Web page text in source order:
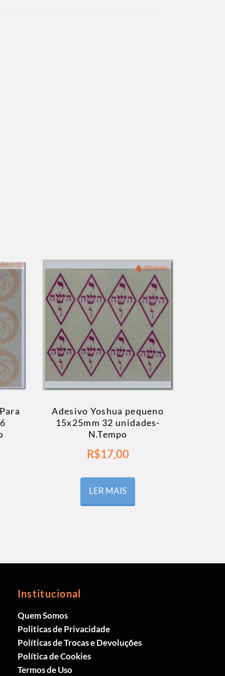
Adesivo Yoshua pequeno
15x25mm 32 unidades-
N.Tempo
R$17,00
LER MAIS
Institucional
Quem Somos
Politicas de Privacidade
Políticas de Trocas e Devoluções
Política de Cookies
Termos de Uso